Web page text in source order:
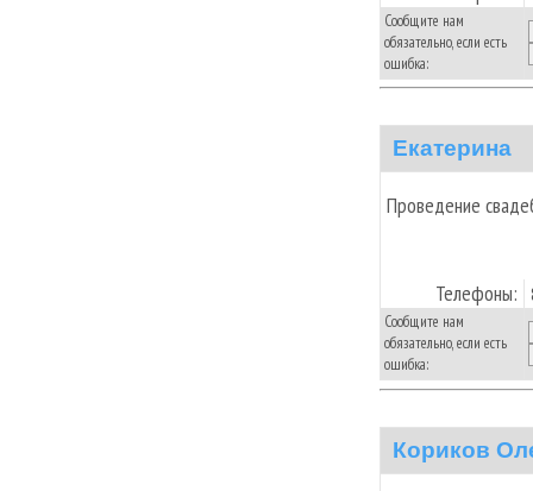
Сообщите нам
обязательно, если есть
ошибка:
Екатерина
Проведение
Телефоны:
Сообщите нам
обязательно, если есть
ошибка:
Кориков